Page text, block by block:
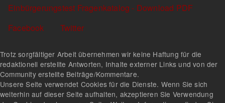
Einbürgerungstest Fragenkatalog - Download PDF
Facebook
Twitter
Trotz sorgfältiger Arbeit übernehmen wir keine Haftung für die
redaktionell erstellte Antworten, Inhalte externer Links und von der
Community erstellte Beiträge/Kommentare.
Unsere Seite verwendet Cookies für die Dienste. Wenn Sie sich
weiterhin auf dieser Seite aufhalten, akzeptieren Sie Verwendung